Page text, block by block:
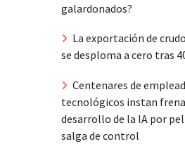
galardonados?
La exportación de
se desploma a cero tras
Centenares de
tecnológicos instan
desarrollo de la IA por
salga de control